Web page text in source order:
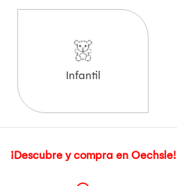
Infantil
¡Descubre y compra en Oechsle!